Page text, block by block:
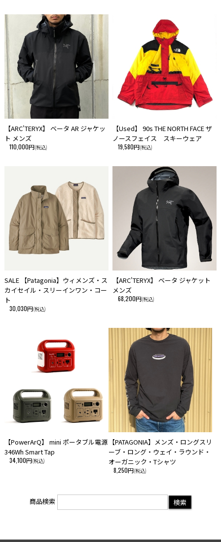
【ARC'TERYX】 ベータ AR ジャケッ
ト メンズ
110,000円(税込)
【Used】 90s THE NORTH FACE ザ
ノースフェイス スキーウェア
19,580円(税込)
SALE 【Patagonia】ウィメンズ・ス
カイセイル・スリーインワン・コー
ト
30,030円(税込)
【ARC'TERYX】 ベータ ジャケット
メンズ
68,200円(税込)
【PowerArQ】 mini ポータブル電源
346Wh Smart Tap
34,100円(税込)
【PATAGONIA】メンズ・ロングスリ
ーブ・ロング・ウェイ・ラウンド・
オーガニック・Tシャツ
8,250円(税込)
商品検索